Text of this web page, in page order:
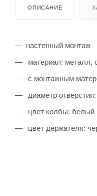
ОПИСАНИЕ
настенный монтаж
материал: металл,
с монтажным
диаметр
цвет колбы: белый
цвет держателя: